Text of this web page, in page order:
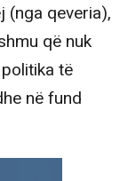
(nga qeveria),
që nuk
të
në fund